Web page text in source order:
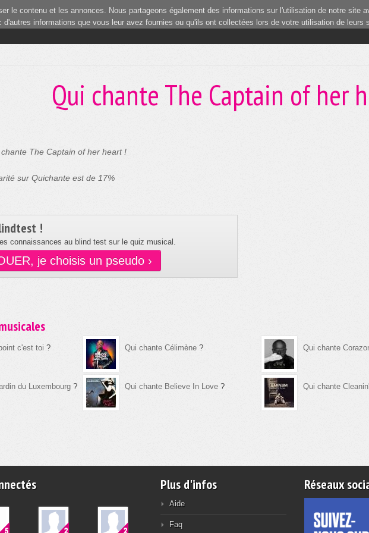
Qui chante The Captain of her
The Captain of her heart !
sur Quichante est de 17%
!
connaissances au blind test sur le quiz musical.
je choisis un pseudo ›
c'est toi ? Qui chante Célimène ? Qui chante
du Luxembourg ? Qui chante Believe In Love ? Qui chante
le contenu et les annonces. Nous partageons également des informations sur l'utilisation de notre site
d'autres informations que vous leur avez fournies ou qu'ils ont collectées lors de votre utilisation de leurs
Plus d'infos
Aide
Faq
Réseaux